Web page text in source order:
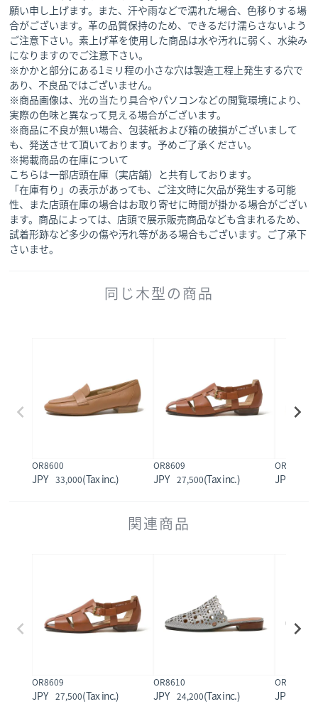
願い申し上げます。また、汗や雨などで濡れた場合、色移りする場
合がございます。革の品質保持のため、できるだけ濡らさないよう
ご注意下さい。素上げ革を使用した商品は水や汚れに弱く、水染み
になりますのでご注意下さい。
※かかと部分にある1ミリ程の小さな穴は製造工程上発生する穴で
あり、不良品ではございません。
※商品画像は、光の当たり具合やパソコンなどの閲覧環境により、
実際の色味と異なって見える場合がございます。
※商品に不良が無い場合、包装紙および箱の破損がございまして
も、発送させて頂いております。予めご了承ください。
※掲載商品の在庫について
こちらは一部店頭在庫（実店舗）と共有しております。
「在庫有り」の表示があっても、ご注文時に欠品が発生する可能
性、また店頭在庫の場合はお取り寄せに時間が掛かる場合がござい
ます。商品によっては、店頭で展示販売商品なども含まれるため、
試着形跡など多少の傷や汚れ等がある場合もございます。ご了承下
さいませ。
同じ木型の商品
OR8600
33,000
OR8609
27,500
OR8610
関連商品
OR8609
27,500
OR8610
24,200
OR8906